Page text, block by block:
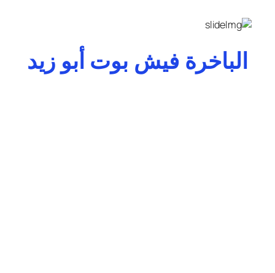
الباخرة فيش بوت أبو زيد